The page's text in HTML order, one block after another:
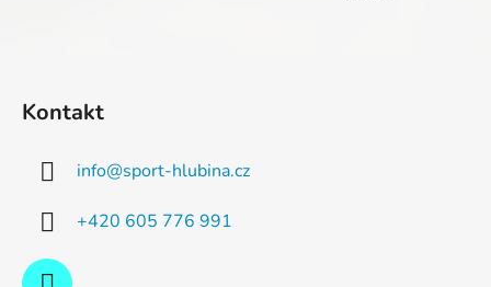
Kontakt
info@sport-hlubina.cz
+420 605 776 991